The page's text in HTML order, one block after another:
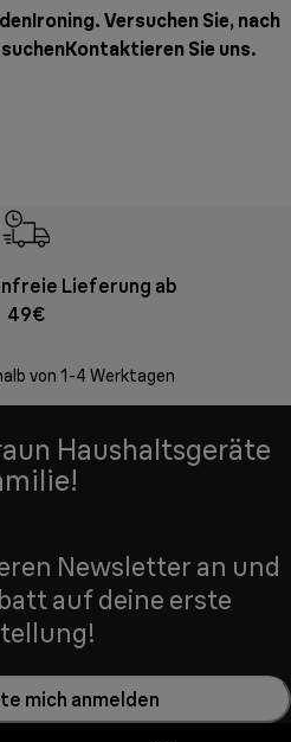
Versuchen Sie, nach
Kontaktieren Sie uns.
Lieferung ab
49€
von 1-4 Werktagen
Haushaltsgeräte
Newsletter an und
auf deine erste
mich anmelden